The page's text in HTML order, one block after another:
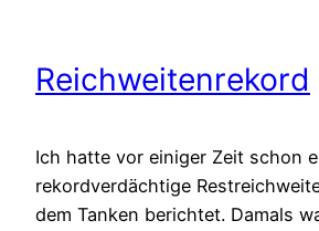
Reichweitenrekord
Ich hatte vor einiger Zeit schon
rekordverdächtige
dem Tanken berichtet. Damals